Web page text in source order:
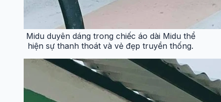
Midu duyên dáng trong chiếc áo dài Midu thể
hiện sự thanh thoát và vẻ đẹp truyền thống.